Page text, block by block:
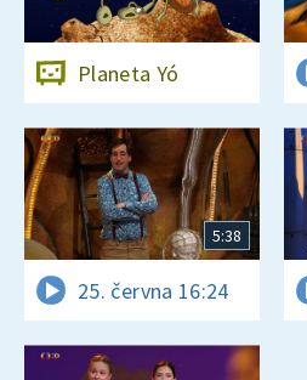
Planeta Yó
5:38
25. června 16:24